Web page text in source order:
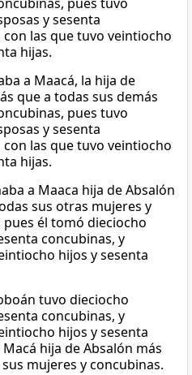
y sesenta
las que tuvo veintiocho
hijas.
a Maacá, la hija de
que a todas sus demás
pues tuvo
y sesenta
las que tuvo veintiocho
hijas.
a Maaca hija de Absalón
sus otras mujeres y
él tomó dieciocho
concubinas, y
hijos y sesenta
tuvo dieciocho
concubinas, y
hijos y sesenta
hija de Absalón más
mujeres y concubinas.